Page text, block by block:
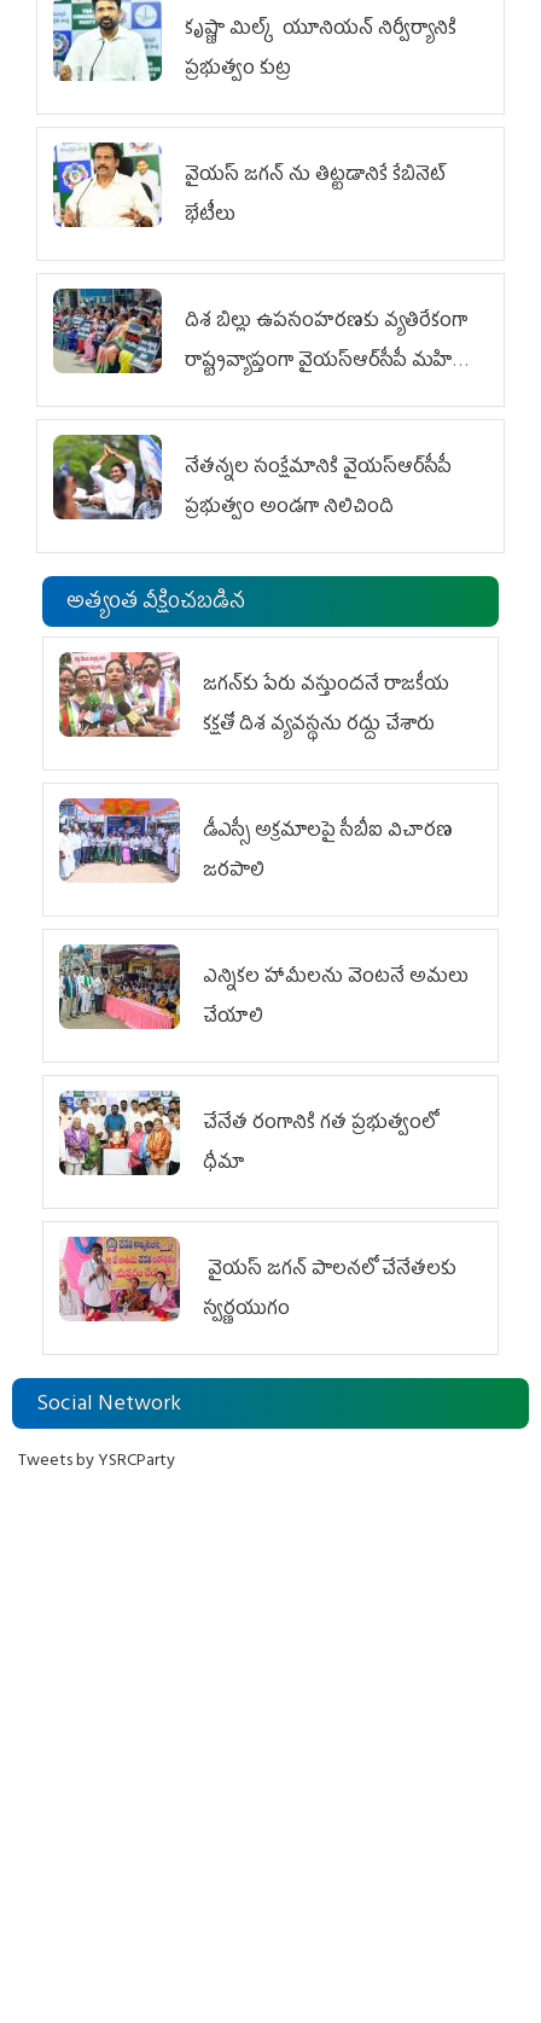
కృష్ణా మిల్క్‌ యూనియన్‌ నిర్వీర్యానికి
ప్రభుత్వం కుట్ర
వైయ‌స్ జగన్‌ ను తిట్టడానికే కేబినెట్‌
భేటీలు
దిశ బిల్లు ఉపసంహరణకు వ్యతిరేకంగా
రాష్ట్రవ్యాప్తంగా వైయ‌స్ఆర్‌సీపీ మహిళా
విభాగం ఆందోళనలు
నేతన్నల సంక్షేమానికి వైయ‌స్ఆర్‌సీపీ
ప్రభుత్వం అండగా నిలిచింది
అత్యంత వీక్షించబడిన
జగన్‌కు పేరు వస్తుందనే రాజకీయ
కక్షతో దిశ వ్య‌వ‌స్థ‌ను రద్దు చేశారు
డీఎస్సీ అక్రమాలపై సీబీఐ విచారణ
జరపాలి
ఎన్నికల హామీలను వెంటనే అమలు
చేయాలి
చేనేత రంగానికి గత ప్రభుత్వంలో
ధీమా
వైయ‌స్ జగన్ పాలనలో చేనేతలకు
స్వర్ణయుగం
Social Network
Tweets by YSRCParty